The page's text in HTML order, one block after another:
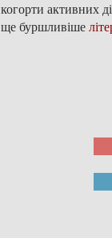
когорти активних
ще буршливіше